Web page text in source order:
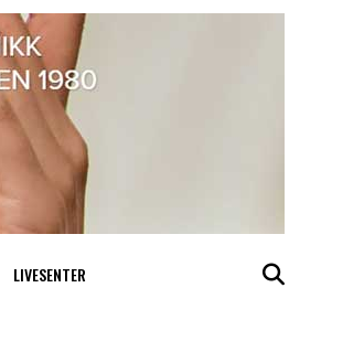
LIVESENTER